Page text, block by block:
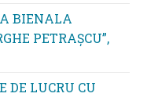
BIENALA
PETRAȘCU”,
DE LUCRU CU